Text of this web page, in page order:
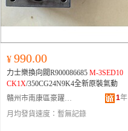
¥ 990.00
力士樂換向閥R900086685 M-3SED10
CK1X/350CG24N9K4全新原裝氣動
贛州市南康區豪躍寵物用品店
1年
月均發貨速度： 暫無記錄